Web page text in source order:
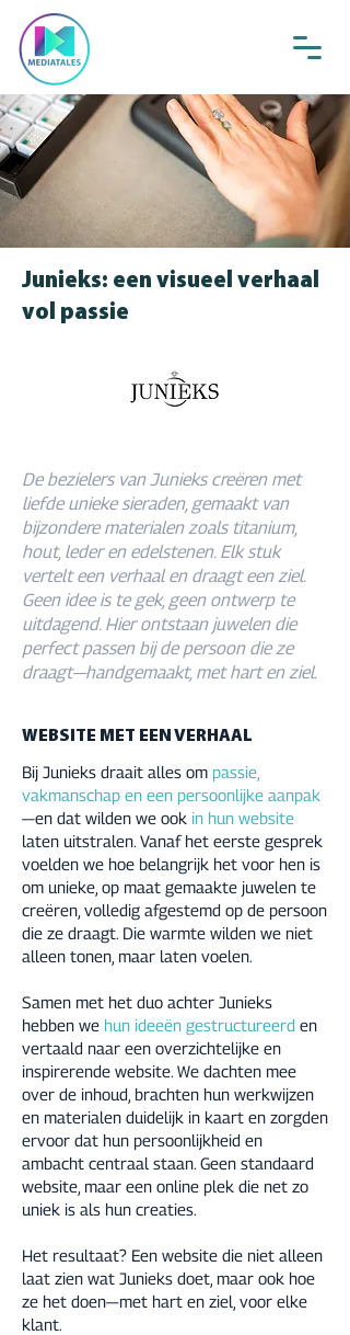
Junieks: een visueel verhaal
vol passie
De bezielers van Junieks creëren met
liefde unieke sieraden, gemaakt van
bijzondere materialen zoals titanium,
hout, leder en edelstenen. Elk stuk
vertelt een verhaal en draagt een ziel.
Geen idee is te gek, geen ontwerp te
uitdagend. Hier ontstaan juwelen die
perfect passen bij de persoon die ze
draagt—handgemaakt, met hart en ziel.
WEBSITE MET EEN VERHAAL
Bij Junieks draait alles om passie,
vakmanschap en een persoonlijke aanpak
—en dat wilden we ook in hun website
laten uitstralen. Vanaf het eerste gesprek
voelden we hoe belangrijk het voor hen is
om unieke, op maat gemaakte juwelen te
creëren, volledig afgestemd op de persoon
die ze draagt. Die warmte wilden we niet
alleen tonen, maar laten voelen.
Samen met het duo achter Junieks
hebben we hun ideeën gestructureerd en
vertaald naar een overzichtelijke en
inspirerende website. We dachten mee
over de inhoud, brachten hun werkwijzen
en materialen duidelijk in kaart en zorgden
ervoor dat hun persoonlijkheid en
ambacht centraal staan. Geen standaard
website, maar een online plek die net zo
uniek is als hun creaties.
Het resultaat? Een website die niet alleen
laat zien wat Junieks doet, maar ook hoe
ze het doen—met hart en ziel, voor elke
klant.